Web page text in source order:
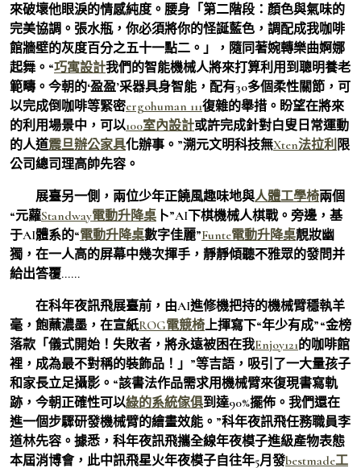
來破壞他眼淚的情感純度。腰身「第二階段：顏色與氣味的
完美協調。張水瓶，你必須將你的怪誕藍色，調配成我咖啡
館牆壁的灰度百分之五十一點二。」，隨同著婉轉樂曲婀娜
起舞。“巧寓設計我們的智能機械人將來打算利用到聰明養老
範疇。今朝的‘盈盈’采器具身智能，配有30多個柔性關節，可
以完成倒咖啡等緊密ergohuman 111復雜的舉措。盼望在將來
的利用場景中，可以100室內設計或許完成針對白叟日常運動
的人道震旦辦公家具化辦事。”溯元文明科技無Xten法拉利 限
公司總司理高帥先容。
展臺另一側，兩位少年正饒風趣味地與人體工學椅兩個
“元蘿Standway電動升降桌 卜”AI下棋機械人棋戰。旁邊，基
于AI體系的“電動升降桌數字佳麗”Funte電動升降桌靚妝幽
獨，在一人高的屏幕中幾次揮手，靜靜傾聽不雅眾的發問并
給出答覆……
在科年夜訊飛展臺前，由AI進修機把持的機械臂穩執羊
毫，飽蘸濃墨，在宣紙ROG電競椅上揮寫下“年少有成”“金榜
落款「儀式開始！失敗者，將永遠被困在我Enjoy121的咖啡館
裡，成為最不對稱的裝飾品！」”等吉語，吸引了一大量孩子
和家長立足攝影。“該書法作品需求用機械臂來復現書寫軌
跡，今朝正確性可以綠的系統傢俱到達90%擺佈。我們還在
進一個步驟研發機械臂的繪畫效能。”科年夜訊飛任務職員李
道林先容。據悉，科年夜訊飛攜全線年夜模子進級產物表態
本屆消博會，此中訊飛星火年夜模子自往年5月發bestmade工